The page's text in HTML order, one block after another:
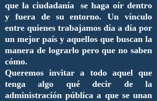
que la ciudadanía se haga oír dentro
y fuera de su entorno. Un vínculo
entre quienes trabajamos día a día por
un mejor país y aquellos que buscan la
manera de lograrlo pero que no saben
cómo.
Queremos invitar a todo aquel que
tenga algo qué decir de la
administración pública a que se unan